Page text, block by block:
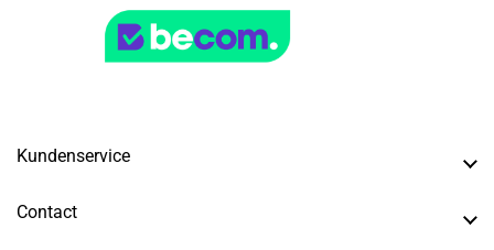
Kundenservice
Contact